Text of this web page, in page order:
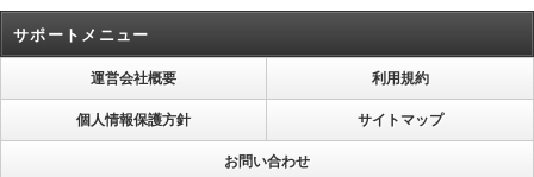
サポートメニュー
運営会社概要 利用規約
個人情報保護方針 サイトマップ
お問い合わせ